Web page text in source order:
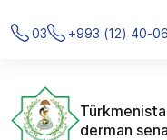
03 +993 (12) 40-
derman